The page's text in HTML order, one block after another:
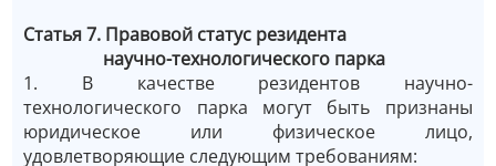
Статья 7. Правовой статус резидента
научно-технологического парка
1. В качестве резидентов научно-
технологического парка могут быть признаны
юридическое или физическое лицо,
удовлетворяющие следующим требованиям: